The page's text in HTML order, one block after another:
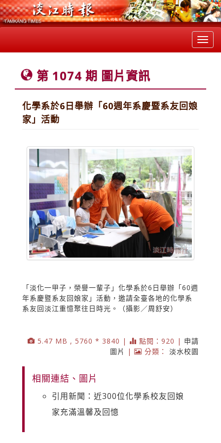
第 1074 期 圖片資訊
化學系於6日舉辦「60週年系慶暨系友回娘
家」活動
「淡化一甲子，榮譽一輩子」化學系於6日舉辦「60週
年系慶暨系友回娘家」活動，邀請全臺各地的化學系
系友回淡江重憶聚往日時光。（攝影／周舒安）
5.47 MB , 5760 * 3840 | 點閱：920 | 申請
圖片
| 分類： 淡水校園
相關連結、圖片
引用新聞：近300位化學系校友回娘
家充滿溫馨及回憶